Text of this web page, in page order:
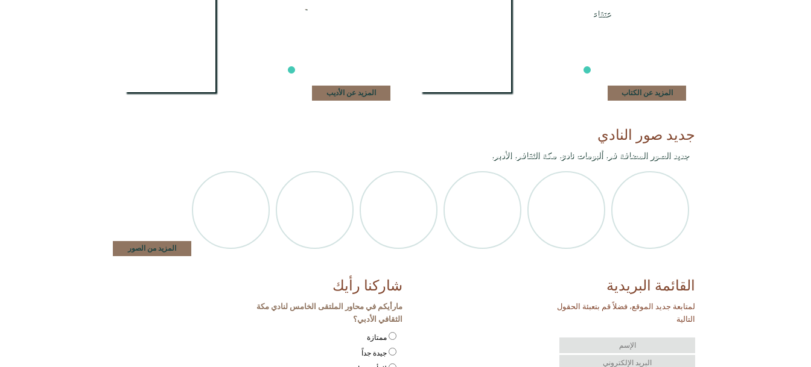
المزيد عن الكتاب المزيد عن الكتاب المزيد عن الأديب المزيد عن الأديب
جديد صور النادي
جديد الصور المضافة في ألبومات نادي مكة الثقافي الأدبي
المزيد من الصور
القائمة البريدية
لمتابعة جديد الموقع، فضلاً قم بتعبئة الحقول
التالية
شاركنا رأيك
مارأيكم في محاور الملتقى الخامس لنادي مكة
الثقافي الأدبي؟
ممتازة
جيدة جداً